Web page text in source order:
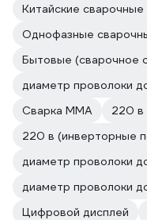
Китайские сварочные
Однофазные
Бытовые (сварочное
диаметр проволоки
Сварка ММА
220 в
220 в (инверторные
диаметр проволоки
Цифровой дисплей